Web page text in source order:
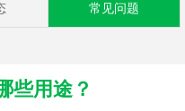
常见问题
些用途？